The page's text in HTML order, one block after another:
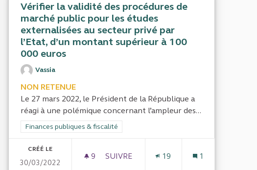
mer
D'ACHAT DE NOURRITURE DANS LES LIEUX DE
Vérifier la validité des procédures de
marché public pour les études
externalisées au secteur privé par
l’Etat, d’un montant supérieur à 100
000 euros
Vassia
NON RETENUE
Le 27 mars 2022, le Président de la République a
réagi à une polémique concernant l’ampleur des...
Filtrer les résultats de la catégorie : Finances publiques & fiscalité
Finances publiques & fiscalité
CRÉÉ LE
30/03/2022
9 9 ABONNÉS
SUIVRE
19 1